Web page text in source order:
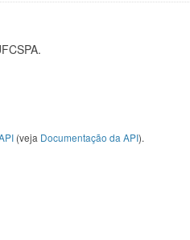
(veja Documentação da API).